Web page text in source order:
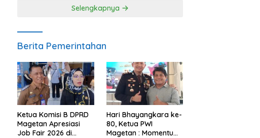
Selengkapnya
Berita Pemerintahan
Ketua Komisi B DPRD
Magetan Apresiasi
Job Fair 2026 di
Hari Bhayangkara ke-
80, Ketua PWI
Magetan : Momentum